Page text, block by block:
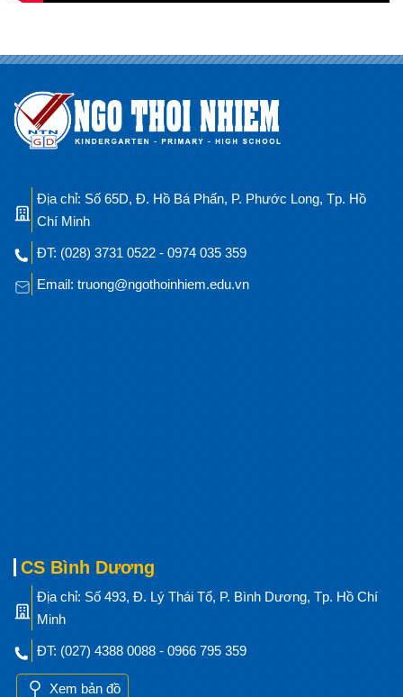
Địa chỉ: Số 65D, Đ. Hồ Bá Phấn, P. Phước Long, Tp. Hồ
Chí Minh
ĐT: (028) 3731 0522 - 0974 035 359
Email: truong@ngothoinhiem.edu.vn
CS Bình Dương
Địa chỉ: Số 493, Đ. Lý Thái Tổ, P. Bình Dương, Tp. Hồ Chí
Minh
ĐT: (027) 4388 0088 - 0966 795 359
Xem bản đồ